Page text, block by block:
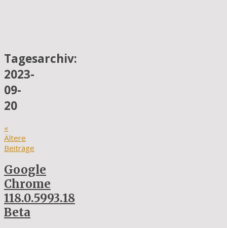
Tagesarchiv:
2023-
09-
20
«
Ältere
Beiträge
Google
Chrome
118.0.5993.18
Beta